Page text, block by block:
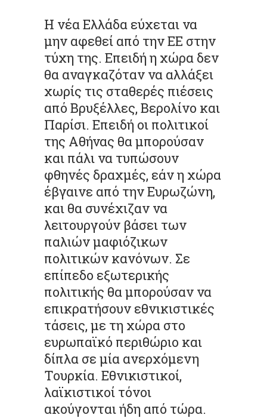
Η νέα Ελλάδα εύχεται να
μην αφεθεί από την ΕΕ στην
τύχη της. Επειδή η χώρα δεν
θα αναγκαζόταν να αλλάξει
χωρίς τις σταθερές πιέσεις
από Βρυξέλλες, Βερολίνο και
Παρίσι. Επειδή οι πολιτικοί
της Αθήνας θα μπορούσαν
και πάλι να τυπώσουν
φθηνές δραχμές, εάν η χώρα
έβγαινε από την Ευρωζώνη,
και θα συνέχιζαν να
λειτουργούν βάσει των
παλιών μαφιόζικων
πολιτικών κανόνων. Σε
επίπεδο εξωτερικής
πολιτικής θα μπορούσαν να
επικρατήσουν εθνικιστικές
τάσεις, με τη χώρα στο
ευρωπαϊκό περιθώριο και
δίπλα σε μία ανερχόμενη
Τουρκία. Εθνικιστικοί,
λαϊκιστικοί τόνοι
ακούγονται ήδη από τώρα.